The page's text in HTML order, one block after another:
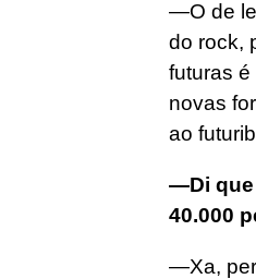
—O de
do rock,
futuras
novas
ao
—Di que
40.000
—Xa,